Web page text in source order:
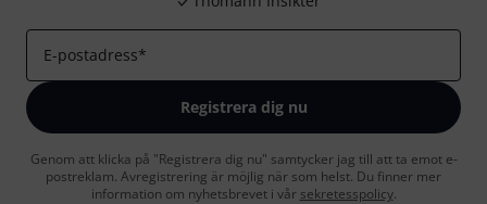
E-postadress*
Registrera dig nu
Genom att klicka på "Registrera dig nu" samtycker jag till att ta emot e-
postreklam. Avregistrering är möjlig när som helst. Du finner mer
information om nyhetsbrevet i vår sekretesspolicy.